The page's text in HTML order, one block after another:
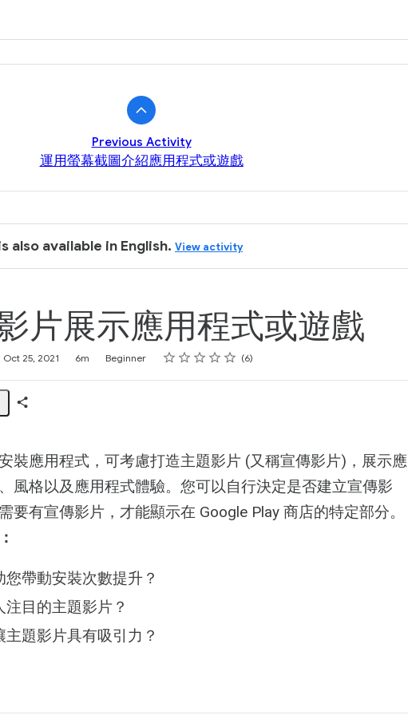
Previous Activity
運用螢幕截圖介紹應用程式或遊戲
also available in English. View activity
片展示應用程式或遊戲
Oct 25, 2021 6m Beginner Rating
1 star
2 stars
3 stars
4 stars
5 stars 6
裝應用程式，可考慮打造主題影片 (又稱宣傳影片)，展示應
風格以及應用程式體驗。您可以自行決定是否建立宣傳影
要有宣傳影片，才能顯示在 Google Play 商店的特定部分。
帶動安裝次數提升？
目的主題影片？
題影片具有吸引力？